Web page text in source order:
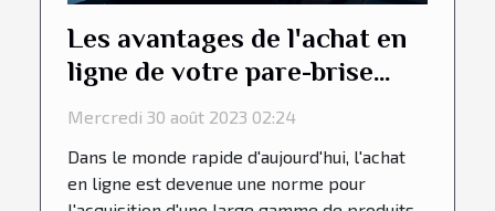
Les avantages de l'achat en
ligne de votre pare-brise
Peugeot
Mercredi 30 août 2023 02:24
Dans le monde rapide d'aujourd'hui, l'achat
en ligne est devenue une norme pour